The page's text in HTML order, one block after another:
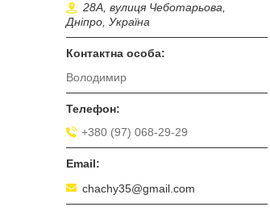
28А, вулиця Чеботарьова,
Дніпро, Україна
Володимир
+380 (97) 068-29-29
chachy35@gmail.com